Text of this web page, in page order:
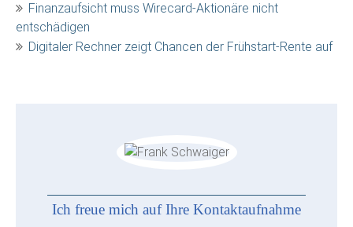
Finanzaufsicht muss Wirecard-Aktionäre nicht
entschädigen
Digitaler Rechner zeigt Chancen der Frühstart-Rente auf
Ich freue mich auf Ihre Kontaktaufnahme